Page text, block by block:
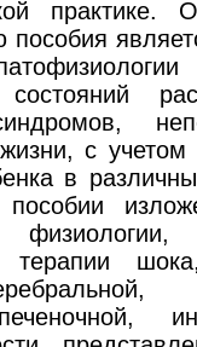
практике.
пособия
состояний
с учетом
в
физиологии,
терапии